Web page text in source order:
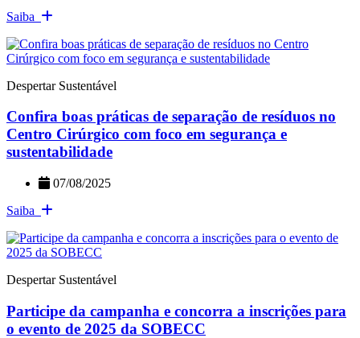
Saiba
Despertar Sustentável
Confira boas práticas de separação de resíduos no
Centro Cirúrgico com foco em segurança e
sustentabilidade
07/08/2025
Saiba
Despertar Sustentável
Participe da campanha e concorra a inscrições para
o evento de 2025 da SOBECC